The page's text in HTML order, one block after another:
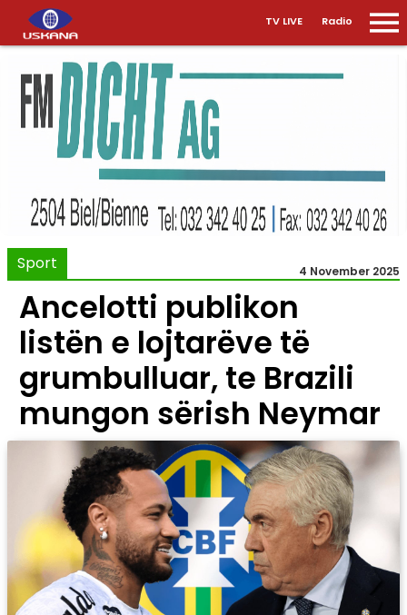
TV LIVE Radio
Sport 4 November 2025
Ancelotti publikon
listën e lojtarëve të
grumbulluar, te Brazili
mungon sërish Neymar